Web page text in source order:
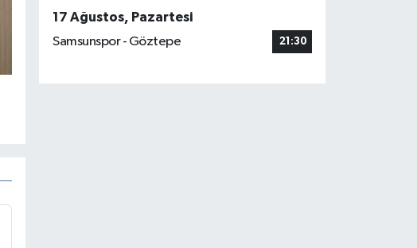
17 Ağustos, Pazartesi
Samsunspor - Göztepe
21:30